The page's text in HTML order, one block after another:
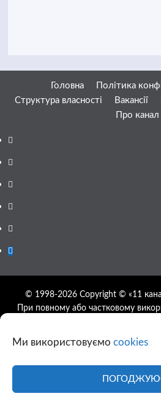
Ми використовуємо cookies
Головна
Політика
Структура власності
Вакансії
Про канал
Facebook
YouTube
Telegram
Instagram
Twitter
Google
© 1998-2026 Copyright © «11
При повному або частковому
абзацу.
дозволяється за умови